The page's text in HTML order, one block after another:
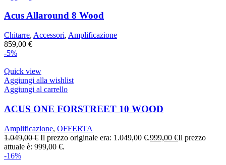
Acus Allaround 8 Wood
Chitarre, Accessori, Amplificazione
859,00 €
-5%
Quick view
Aggiungi alla wishlist
Aggiungi al carrello
ACUS ONE FORSTREET 10 WOOD
Amplificazione, OFFERTA
1.049,00€ Il prezzo originale era: 1.049,00 €.999,00 €Il prezzo
attuale è: 999,00 €.
-16%